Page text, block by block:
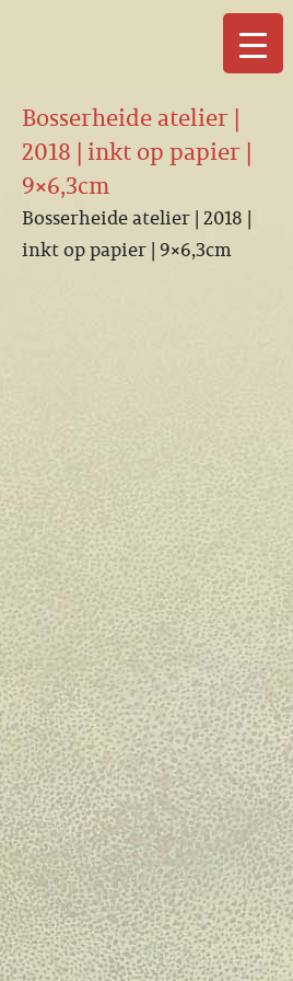
Bosserheide atelier |
2018 | inkt op papier |
9×6,3cm
Bosserheide atelier | 2018 |
inkt op papier | 9×6,3cm